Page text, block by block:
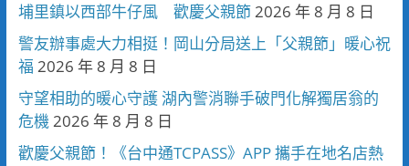
埔里鎮以西部牛仔風 歡慶父親節2026 年 8 月 8 日
警友辦事處大力相挺！岡山分局送上「父親節」暖心祝
福 2026 年 8 月 8 日
守望相助的暖心守護 湖內警消聯手破門化解獨居翁的
危機2026 年 8 月 8 日
歡慶父親節！《台中通TCPASS》APP 攜手在地名店熱